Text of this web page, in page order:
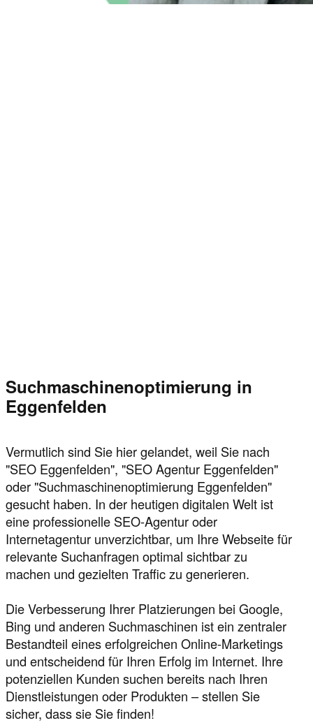
Suchmaschinenoptimierung in
Eggenfelden
Vermutlich sind Sie hier gelandet, weil Sie nach
"SEO Eggenfelden", "SEO Agentur Eggenfelden"
oder "Suchmaschinenoptimierung Eggenfelden"
gesucht haben. In der heutigen digitalen Welt ist
eine professionelle SEO-Agentur oder
Internetagentur unverzichtbar, um Ihre Webseite für
relevante Suchanfragen optimal sichtbar zu
machen und gezielten Traffic zu generieren.
Die Verbesserung Ihrer Platzierungen bei Google,
Bing und anderen Suchmaschinen ist ein zentraler
Bestandteil eines erfolgreichen Online-Marketings
und entscheidend für Ihren Erfolg im Internet. Ihre
potenziellen Kunden suchen bereits nach Ihren
Dienstleistungen oder Produkten – stellen Sie
sicher, dass sie Sie finden!